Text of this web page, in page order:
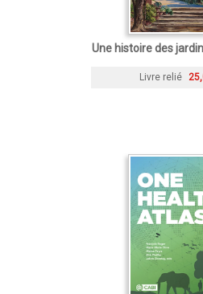
Une histoire des
Livre relié